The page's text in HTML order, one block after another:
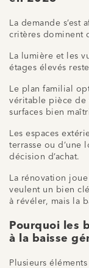
La demande
critères dominent
La lumière et les
étages élevés
Le plan familial
véritable pièce de
surfaces bien
Les espaces
terrasse ou d’une
décision d’achat.
La rénovation
veulent un bien
à révéler, mais la
Pourquoi les
à la baisse
Plusieurs